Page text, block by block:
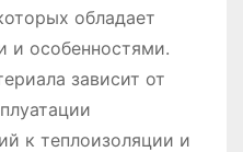
обладает
и особенностями.
зависит от
к теплоизоляции и